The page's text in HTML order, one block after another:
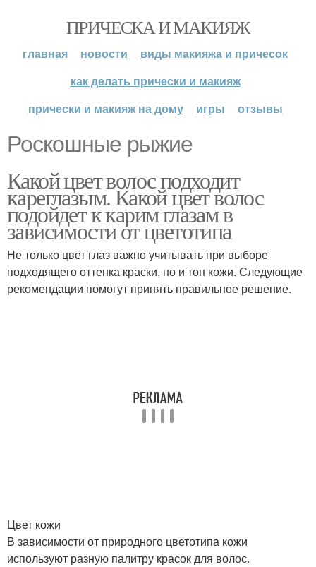
ПРИЧЕСКА И МАКИЯЖ
главная новости
виды макияжа и причесок
как делать прически и макияж
прически и макияж на дому
игры отзывы
Роскошные рыжие
Какой цвет волос подходит
кареглазым. Какой цвет волос
подойдет к карим глазам в
зависимости от цветотипа
Не только цвет глаз важно учитывать при выборе
подходящего оттенка краски, но и тон кожи. Следующие
рекомендации помогут принять правильное решение.
Цвет кожи
В зависимости от природного цветотипа кожи
используют разную палитру красок для волос.